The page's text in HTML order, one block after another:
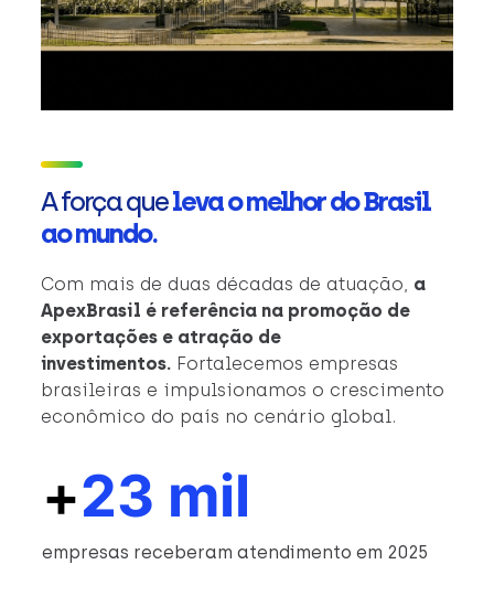
A força queleva o melhor do Brasil
ao mundo.
Com mais de duas décadas de atuação, a
ApexBrasil é referência na promoção de
exportações e atração de
investimentos. Fortalecemos empresas
brasileiras e impulsionamos o crescimento
econômico do país no cenário global.
+23 mil
empresas receberam atendimento em 2025